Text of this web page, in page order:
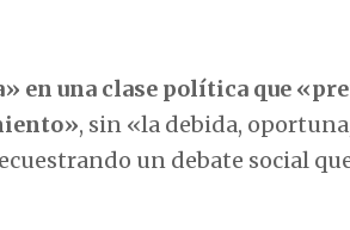
en una clase política que
, sin «la debida,
un debate social